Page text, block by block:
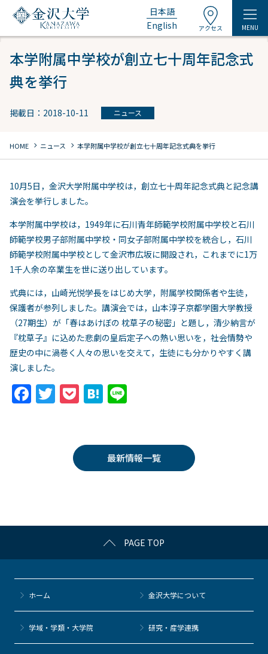
日本語
English
アクセス MENU
本学附属中学校が創立七十周年記念式
典を挙行
掲載日：2018-10-11 ニュース
HOME chevron_right ニュース chevron_right 本学附属中学校が創立七十周年記念式典を挙行
10月5日，金沢大学附属中学校は，創立七十周年記念式典と記念講
演会を挙行しました。
本学附属中学校は，1949年に石川青年師範学校附属中学校と石川
師範学校男子部附属中学校・同女子部附属中学校を統合し，石川
師範学校附属中学校として金沢市広坂に開設され，これまでに1万
1千人余の卒業生を世に送り出しています。
式典には，山崎光悦学長をはじめ大学，附属学校関係者や生徒，
保護者が参列しました。講演会では，山本淳子京都学園大学教授
（27期生）が「春はあけぼの 枕草子の秘密」と題し，清少納言が
『枕草子』に込めた悲劇の皇后定子への熱い思いを，社会情勢や
歴史の中に渦巻く人々の思いを交えて，生徒にも分かりやすく講
演しました。
F
k
T
er
P
k
et
H
n
a
最新情報一覧
PAGE TOP
ホーム 金沢大学について
学域・学類・大学院 研究・産学連携